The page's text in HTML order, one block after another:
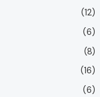
(12)
(6)
(8)
(16)
(6)